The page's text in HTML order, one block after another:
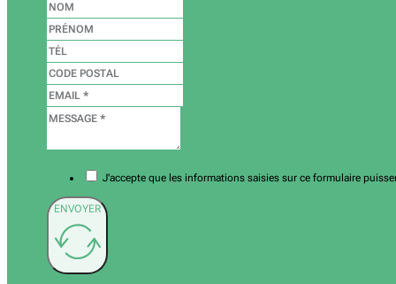
J'accepte que les informations saisies sur ce formulaire
ENVOYER